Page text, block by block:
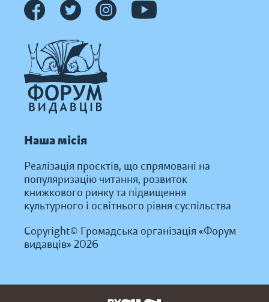
Наша місія
Реалізація проєктів, що спрямовані на
популяризацію читання, розвиток
книжкового ринку та підвищення
культурного і освітнього рівня суспільства
Copyright© Громадська організація «Форум
видавців» 2026